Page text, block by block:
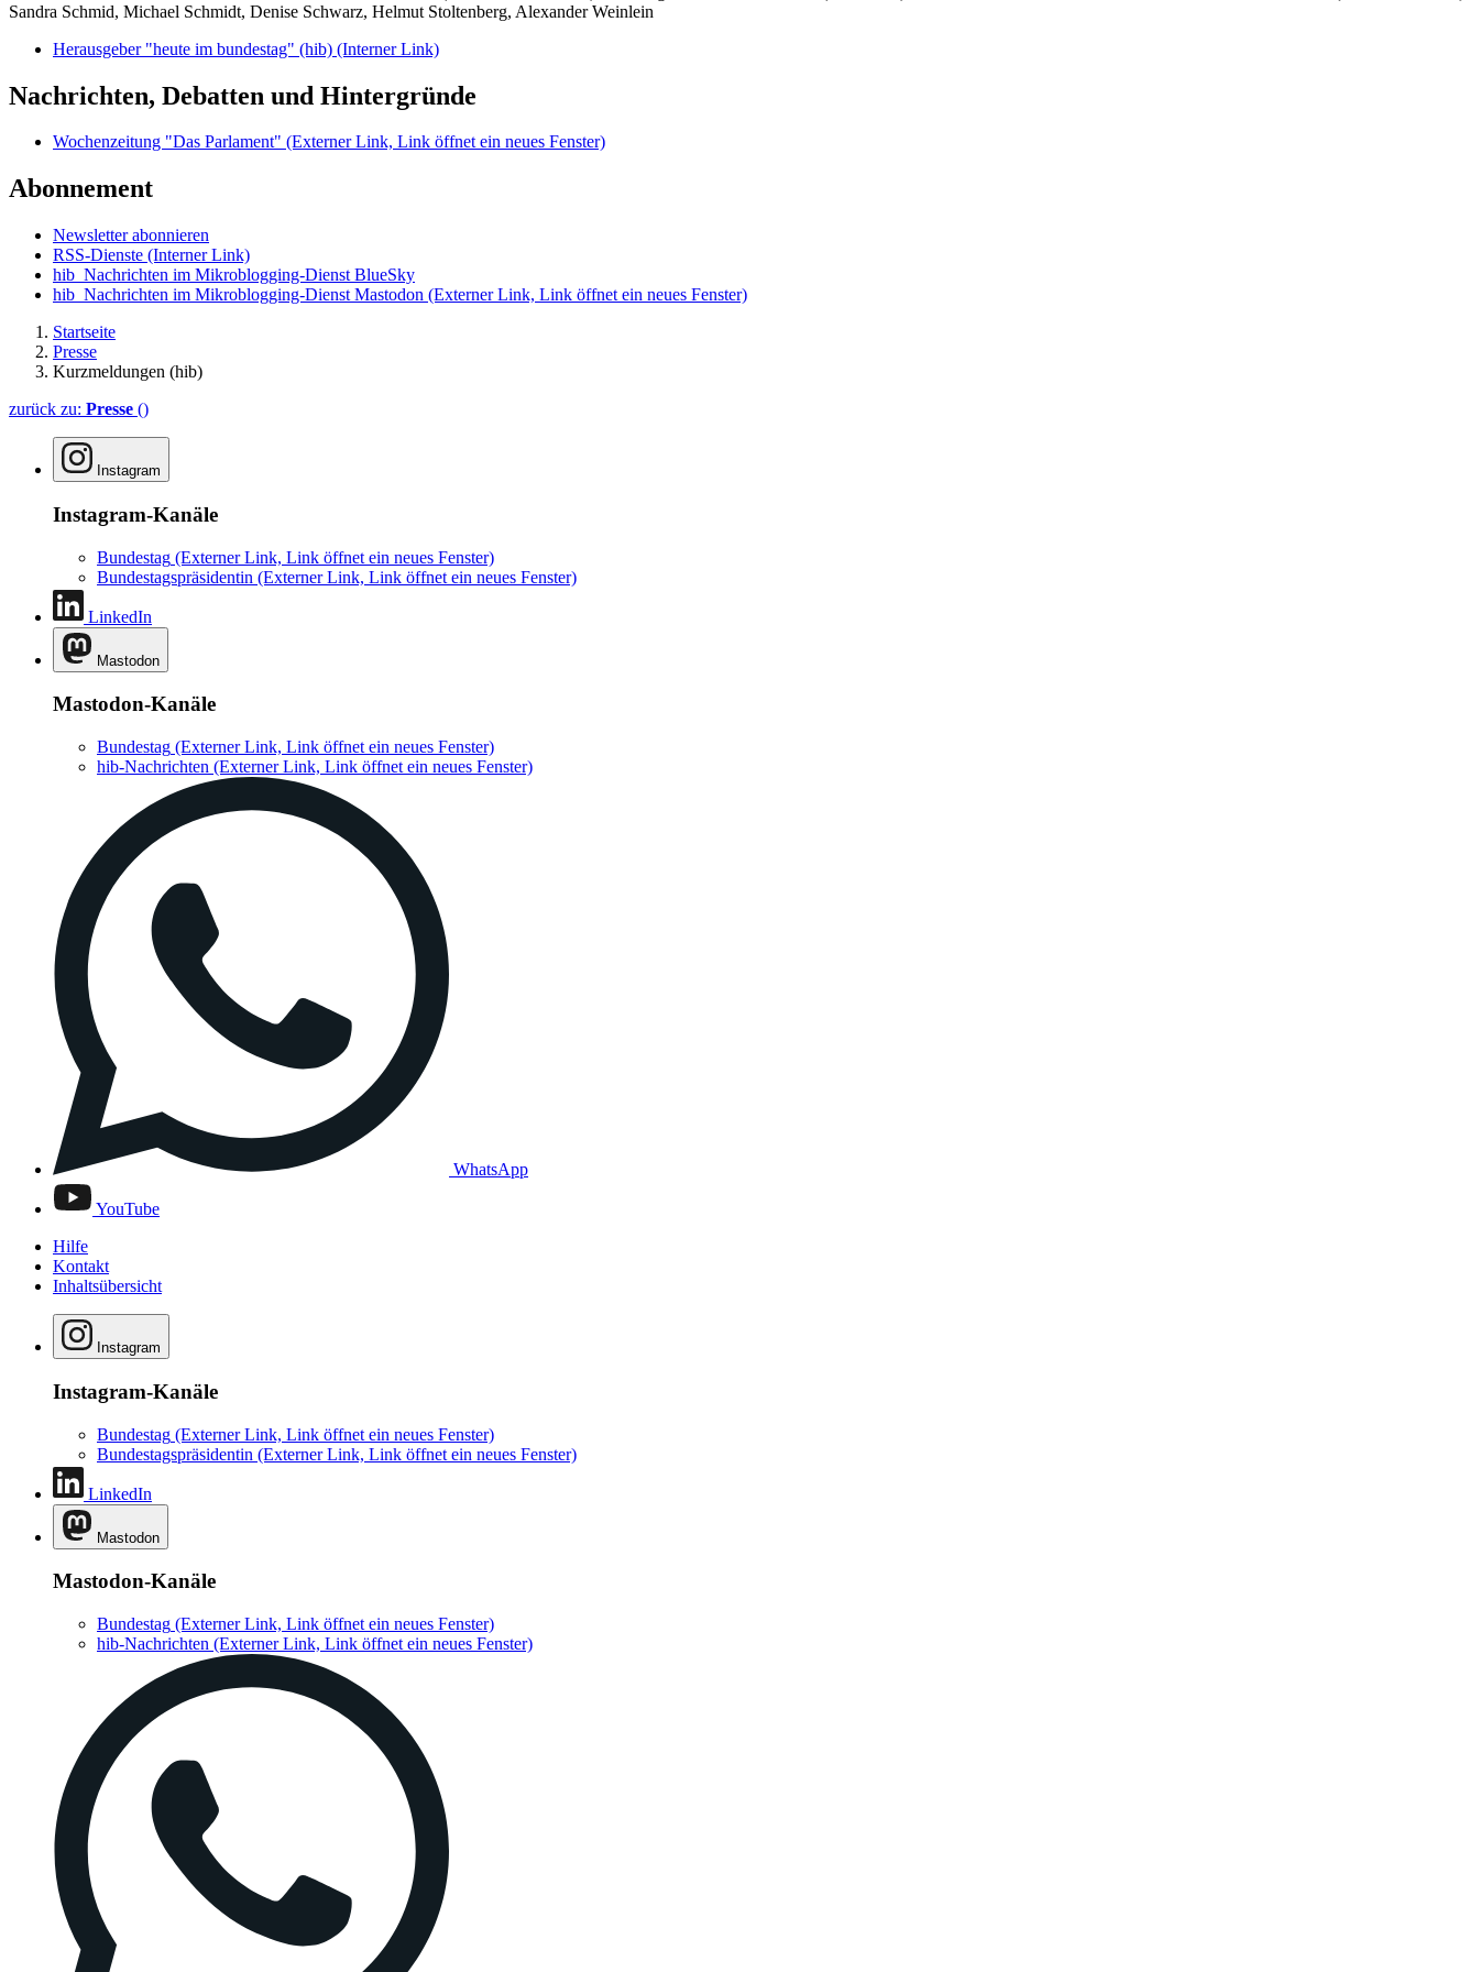
Sandra Schmid, Michael Schmidt, Denise Schwarz, Helmut Stoltenberg, Alexander Weinlein
Herausgeber "heute im bundestag" (hib) (Interner Link)
Nachrichten, Debatten und Hintergründe
Wochenzeitung "Das Parlament" (Externer Link, Link öffnet ein neues Fenster)
Abonnement
Newsletter abonnieren
RSS-Dienste (Interner Link)
hib_Nachrichten im Mikroblogging-Dienst BlueSky
hib_Nachrichten im Mikroblogging-Dienst Mastodon (Externer Link, Link öffnet ein neues Fenster)
Startseite
Presse
Kurzmeldungen (hib)
zurück zu: Presse ()
Instagram
Instagram-Kanäle
Bundestag (Externer Link, Link öffnet ein neues Fenster)
Bundestagspräsidentin (Externer Link, Link öffnet ein neues Fenster)
LinkedIn
Mastodon
Mastodon-Kanäle
Bundestag (Externer Link, Link öffnet ein neues Fenster)
hib-Nachrichten (Externer Link, Link öffnet ein neues Fenster)
WhatsApp
YouTube
Hilfe
Kontakt
Inhaltsübersicht
Instagram
Instagram-Kanäle
Bundestag (Externer Link, Link öffnet ein neues Fenster)
Bundestagspräsidentin (Externer Link, Link öffnet ein neues Fenster)
LinkedIn
Mastodon
Mastodon-Kanäle
Bundestag (Externer Link, Link öffnet ein neues Fenster)
hib-Nachrichten (Externer Link, Link öffnet ein neues Fenster)